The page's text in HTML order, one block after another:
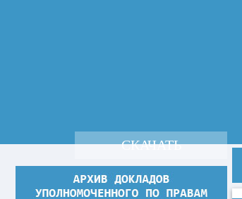
СКАЧАТЬ